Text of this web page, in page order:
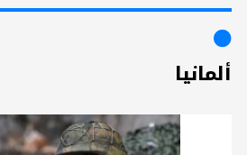
ألمانيا